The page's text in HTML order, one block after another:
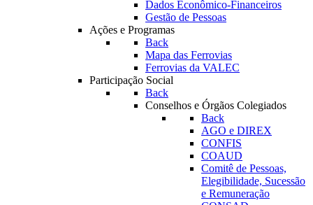
Dados Econômico-Financeiros
Gestão de Pessoas
Ações e Programas
Back
Mapa das Ferrovias
Ferrovias da VALEC
Participação Social
Back
Conselhos e Órgãos Colegiados
Back
AGO e DIREX
CONFIS
COAUD
Comitê de Pessoas,
Elegibilidade, Sucessão
e Remuneração